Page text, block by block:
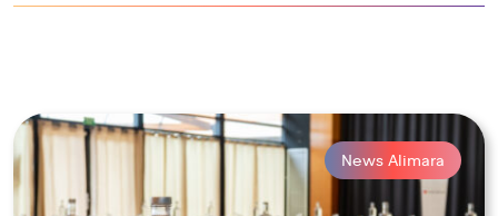
News Alimara